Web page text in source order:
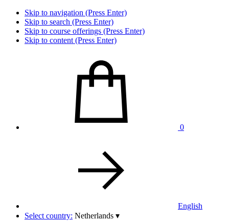
Skip to navigation (Press Enter)
Skip to search (Press Enter)
Skip to course offerings (Press Enter)
Skip to content (Press Enter)
0
English
Select country: Netherlands ▾